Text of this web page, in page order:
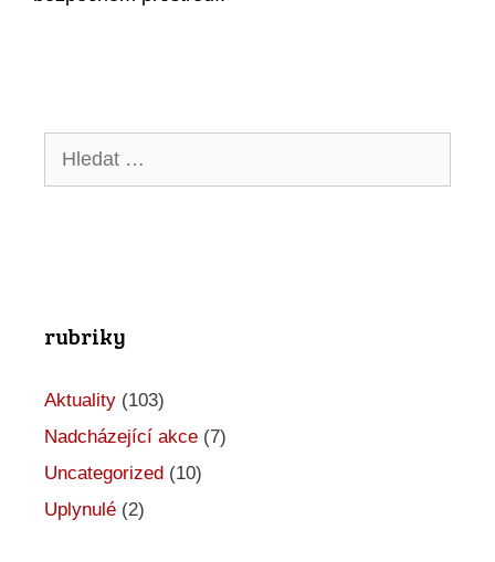
Hledat:
rubriky
Aktuality (103)
Nadcházející akce (7)
Uncategorized (10)
Uplynulé (2)